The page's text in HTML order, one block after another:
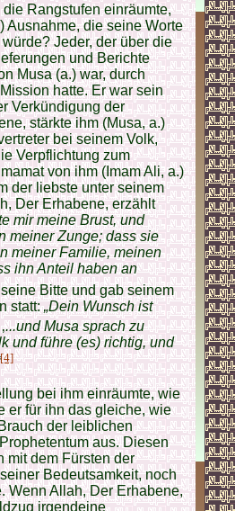
Rangstufen einräumte,
Ausnahme, die seine Worte
Jeder, der über die
und Berichte
Musa (a.) war, durch
hatte. Er war sein
Verkündigung der
stärkte ihm (Musa, a.)
bei seinem Volk,
Verpflichtung zum
von ihm (Imam Ali, a.)
der liebste unter seinem
Der Erhabene, erzählt
mir meine Brust, und
meiner Zunge; dass sie
meiner Familie, meinen
ihn Anteil haben an
Bitte und gab seinem
statt:„Dein Wunsch ist
...und Musa sprach zu
und führe (es) richtig, und
[4]
bei ihm einräumte, wie
er für ihn das gleiche, wie
der leiblichen
aus. Diesen
mit dem Fürsten der
Bedeutsamkeit, noch
Wenn Allah, Der Erhabene,
irgendeine